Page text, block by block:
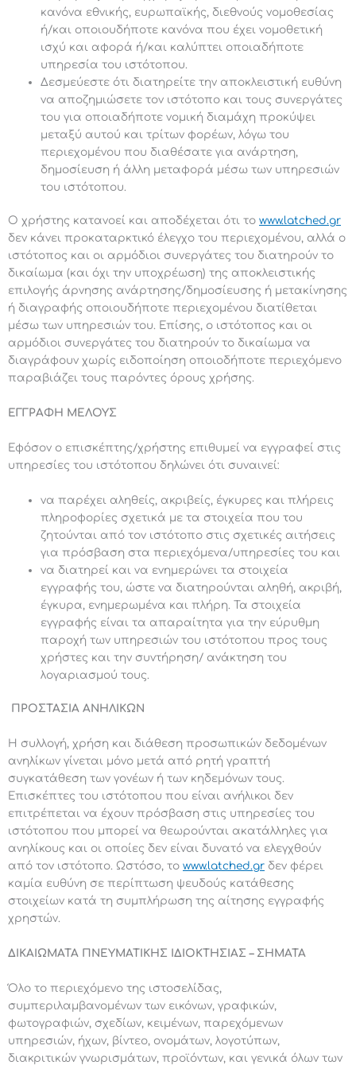
κανόνα εθνικής, ευρωπαϊκής, διεθνούς νομοθεσίας
ή/και οποιουδήποτε κανόνα που έχει νομοθετική
ισχύ και αφορά ή/και καλύπτει οποιαδήποτε
υπηρεσία του ιστότοπου.
Δεσμεύεστε ότι διατηρείτε την αποκλειστική ευθύνη
να αποζημιώσετε τον ιστότοπο και τους συνεργάτες
του για οποιαδήποτε νομική διαμάχη προκύψει
μεταξύ αυτού και τρίτων φορέων, λόγω του
περιεχομένου που διαθέσατε για ανάρτηση,
δημοσίευση ή άλλη μεταφορά μέσω των υπηρεσιών
του ιστότοπου.
Ο χρήστης κατανοεί και αποδέχεται ότι το www.latched.gr
δεν κάνει προκαταρκτικό έλεγχο του περιεχομένου, αλλά ο
ιστότοπος και οι αρμόδιοι συνεργάτες του διατηρούν το
δικαίωμα (και όχι την υποχρέωση) της αποκλειστικής
επιλογής άρνησης ανάρτησης/δημοσίευσης ή μετακίνησης
ή διαγραφής οποιουδήποτε περιεχομένου διατίθεται
μέσω των υπηρεσιών του. Επίσης, ο ιστότοπος και οι
αρμόδιοι συνεργάτες του διατηρούν το δικαίωμα να
διαγράφουν χωρίς ειδοποίηση οποιοδήποτε περιεχόμενο
παραβιάζει τους παρόντες όρους χρήσης.
ΕΓΓΡΑΦΗ ΜΕΛΟΥΣ
Εφόσον ο επισκέπτης/χρήστης επιθυμεί να εγγραφεί στις
υπηρεσίες του ιστότοπου δηλώνει ότι συναινεί:
να παρέχει αληθείς, ακριβείς, έγκυρες και πλήρεις
πληροφορίες σχετικά με τα στοιχεία που του
ζητούνται από τον ιστότοπο στις σχετικές αιτήσεις
για πρόσβαση στα περιεχόμενα/υπηρεσίες του και
να διατηρεί και να ενημερώνει τα στοιχεία
εγγραφής του, ώστε να διατηρούνται αληθή, ακριβή,
έγκυρα, ενημερωμένα και πλήρη. Τα στοιχεία
εγγραφής είναι τα απαραίτητα για την εύρυθμη
παροχή των υπηρεσιών του ιστότοπου προς τους
χρήστες και την συντήρηση/ ανάκτηση του
λογαριασμού τους.
ΠΡΟΣΤΑΣΙΑ ΑΝΗΛΙΚΩΝ
Η συλλογή, χρήση και διάθεση προσωπικών δεδομένων
ανηλίκων γίνεται μόνο μετά από ρητή γραπτή
συγκατάθεση των γονέων ή των κηδεμόνων τους.
Επισκέπτες του ιστότοπου που είναι ανήλικοι δεν
επιτρέπεται να έχουν πρόσβαση στις υπηρεσίες του
ιστότοπου που μπορεί να θεωρούνται ακατάλληλες για
ανηλίκους και οι οποίες δεν είναι δυνατό να ελεγχθούν
από τον ιστότοπο. Ωστόσο, το www.latched.gr δεν φέρει
καμία ευθύνη σε περίπτωση ψευδούς κατάθεσης
στοιχείων κατά τη συμπλήρωση της αίτησης εγγραφής
χρηστών.
ΔΙΚΑΙΩΜΑΤΑ ΠΝΕΥΜΑΤΙΚΗΣ ΙΔΙΟΚΤΗΣΙΑΣ – ΣΗΜΑΤΑ
Όλο το περιεχόμενο της ιστοσελίδας,
συμπεριλαμβανομένων των εικόνων, γραφικών,
φωτογραφιών, σχεδίων, κειμένων, παρεχόμενων
υπηρεσιών, ήχων, βίντεο, ονομάτων, λογοτύπων,
διακριτικών γνωρισμάτων, προϊόντων, και γενικά όλων των